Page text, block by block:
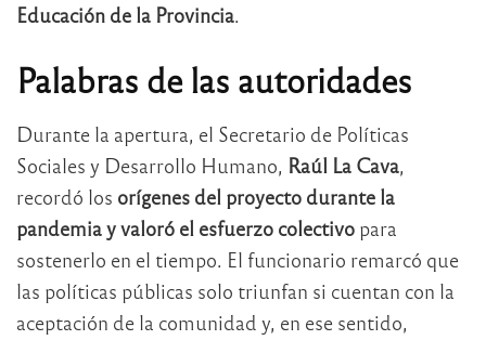
Educación de la Provincia
Palabras de las autoridades
Durante la apertura, el Secretario de Políticas
Sociales y Desarrollo Humano, Raúl La Cava,
recordó los orígenes del proyecto durante la
pandemia y valoró el esfuerzo colectivo para
sostenerlo en el tiempo. El funcionario remarcó que
las políticas públicas solo triunfan si cuentan con la
aceptación de la comunidad y, en ese sentido,